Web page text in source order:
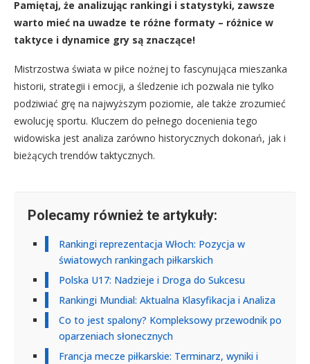
Pamiętaj, że analizując rankingi i statystyki, zawsze
warto mieć na uwadze te różne formaty – różnice w
taktyce i dynamice gry są znaczące!
Mistrzostwa świata w piłce nożnej to fascynująca mieszanka
historii, strategii i emocji, a śledzenie ich pozwala nie tylko
podziwiać grę na najwyższym poziomie, ale także zrozumieć
ewolucję sportu. Kluczem do pełnego docenienia tego
widowiska jest analiza zarówno historycznych dokonań, jak i
bieżących trendów taktycznych.
Polecamy również te artykuły:
Rankingi reprezentacja Włoch: Pozycja w
światowych rankingach piłkarskich
Polska U17: Nadzieje i Droga do Sukcesu
Rankingi Mundial: Aktualna Klasyfikacja i Analiza
Co to jest spalony? Kompleksowy przewodnik po
oparzeniach słonecznych
Francja mecze piłkarskie: Terminarz, wyniki i